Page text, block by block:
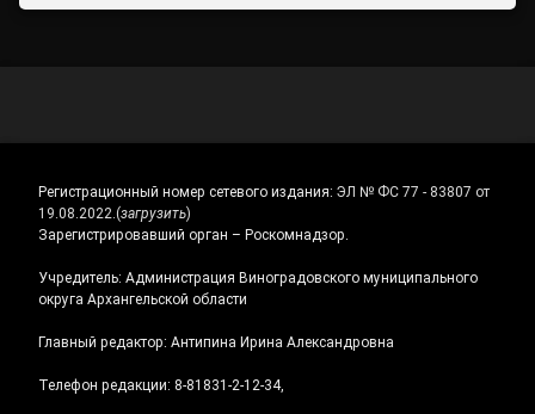
Регистрационный номер сетевого издания: ЭЛ № ФС 77 - 83807 от
19.08.2022.(загрузить)
Зарегистрировавший орган – Роскомнадзор.
Учредитель: Администрация Виноградовского муниципального
округа Архангельской области
Главный редактор: Антипина Ирина Александровна
Телефон редакции: 8-81831-2-12-34,